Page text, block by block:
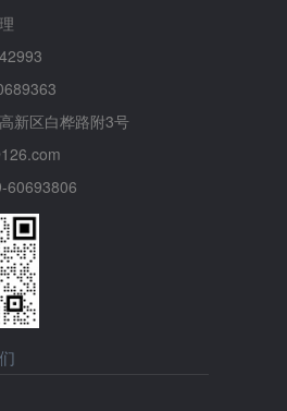
新区白桦路附3号
60693806